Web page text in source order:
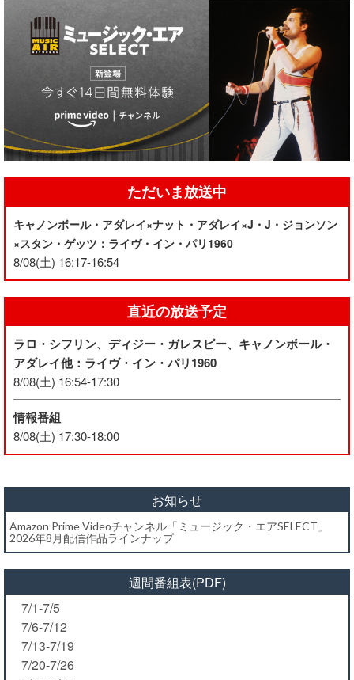
ただいま放送中
キャノンボール・アダレイ×ナット・アダレイ×J・J・ジョンソン
×スタン・ゲッツ：ライヴ・イン・パリ1960
8/08(土) 16:17-16:54
直近の放送予定
ラロ・シフリン、ディジー・ガレスピー、キャノンボール・
アダレイ他：ライヴ・イン・パリ1960
8/08(土) 16:54-17:30
情報番組
8/08(土) 17:30-18:00
お知らせ
Amazon Prime Videoチャンネル「ミュージック・エアSELECT」
2026年8月配信作品ラインナップ
週間番組表(PDF)
7/1-7/5
7/6-7/12
7/13-7/19
7/20-7/26